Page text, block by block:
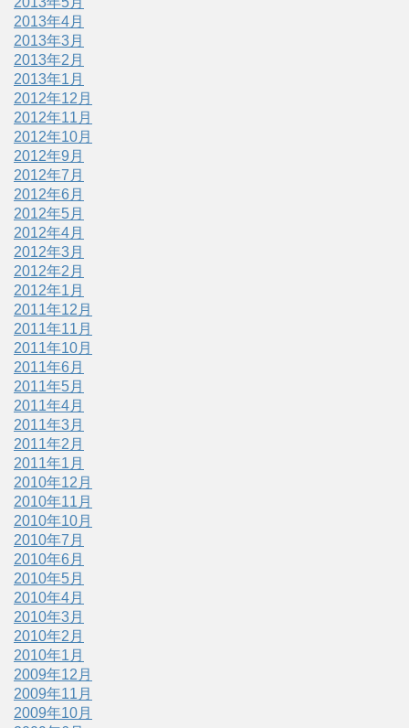
2013年4月
2013年3月
2013年2月
2013年1月
2012年12月
2012年11月
2012年10月
2012年9月
2012年7月
2012年6月
2012年5月
2012年4月
2012年3月
2012年2月
2012年1月
2011年12月
2011年11月
2011年10月
2011年6月
2011年5月
2011年4月
2011年3月
2011年2月
2011年1月
2010年12月
2010年11月
2010年10月
2010年7月
2010年6月
2010年5月
2010年4月
2010年3月
2010年2月
2010年1月
2009年12月
2009年11月
2009年10月